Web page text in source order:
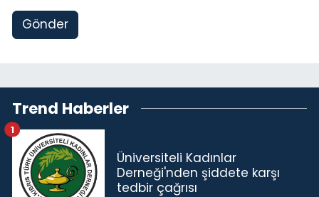
Gönder
Trend Haberler
Üniversiteli Kadınlar
Derneği'nden şiddete karşı
tedbir çağrısı
1